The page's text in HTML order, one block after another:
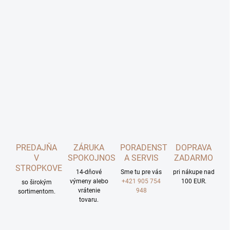
PREDAJŇA
V
STROPKOVE
so širokým
sortimentom.
ZÁRUKA
SPOKOJNOSTI
14-dňové
výmeny alebo
vrátenie
tovaru.
PORADENSTVO
A SERVIS
Sme tu pre vás
+421 905 754
948
DOPRAVA
ZADARMO
pri nákupe nad
100 EUR.